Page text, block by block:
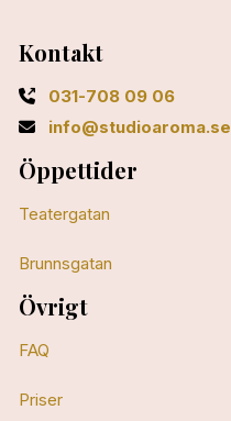
Kontakt
031-708 09 06
info@studioaroma.se
Öppettider
Teatergatan
Brunnsgatan
Övrigt
FAQ
Priser